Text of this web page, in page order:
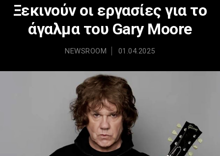
Ξεκινούν οι εργασίες για το
άγαλμα του Gary Moore
NEWSROOM 01.04.2025